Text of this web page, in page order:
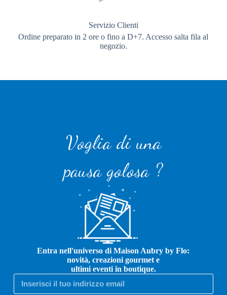
Servizio Clienti
Ordine preparato in 2 ore o fino a D+7. Accesso salta fila al
negozio.
Voglia di una
pausa golosa ?
Entra nell'universo di Maison Aubry by Flo:
novità, creazioni gourmet e
ultimi eventi in boutique.